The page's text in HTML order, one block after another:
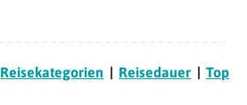
Reisekategorien Reisedauer |Top